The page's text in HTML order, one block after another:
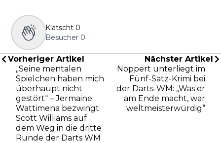
Klatscht 0
Besucher 0
Vorheriger Artikel
„Seine mentalen
Spielchen haben mich
überhaupt nicht
gestört“ – Jermaine
Wattimena bezwingt
Scott Williams auf
dem Weg in die dritte
Runde der Darts WM
Nächster Artikel
Noppert unterliegt im
Fünf-Satz-Krimi bei
der Darts-WM: „Was er
am Ende macht, war
weltmeisterwürdig“